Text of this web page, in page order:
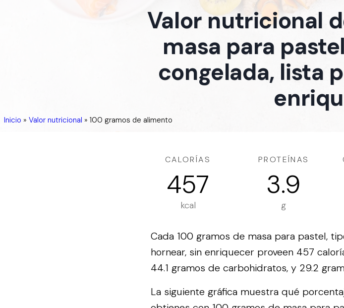
Valor nutricional
masa para
congelada, lista
Inicio » Valor nutricional » 100 gramos de alimento
CALORÍAS
457
kcal
PROTEÍNAS
3.9
g
Cada 100 gramos de masa para pastel,
hornear, sin enriquecer proveen 457
44.1 gramos de carbohidratos, y 29.2
La siguiente gráfica muestra qué